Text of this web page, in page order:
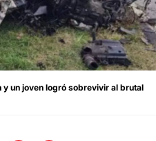
un joven logró sobrevivir al brutal